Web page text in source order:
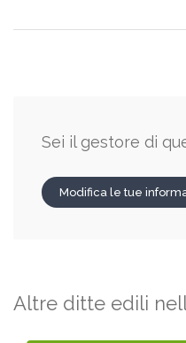
Sei il gestore di
Modifica le tue
Altre ditte edili